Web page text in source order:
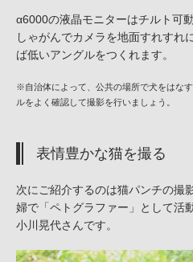
α6000の液晶モニターはチルト可
しゃがんでカメラを地面すれすれ
ば低いアングルをつくれます。
※自治体によって、公共の場所で犬をはな
ルをよく確認して撮影を行いましょう。
表情豊かな猫を撮る
次にご紹介するのは猫パンチの撮
婦で「ペトグラファー」として活
小川晃代さんです。